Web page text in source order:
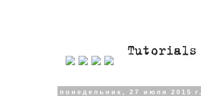
понедельник, 27 июля 2015 г.